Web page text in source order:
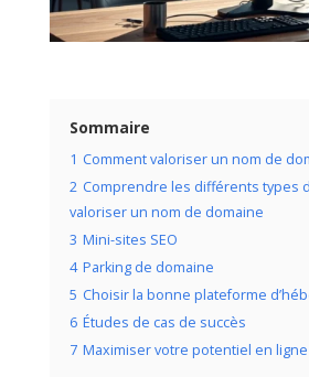
Sommaire
1 Comment valoriser un nom de
2 Comprendre les différents types
valoriser un nom de domaine
3 Mini-sites SEO
4 Parking de domaine
5 Choisir la bonne plateforme
6 Études de cas de succès
7 Maximiser votre potentiel en ligne